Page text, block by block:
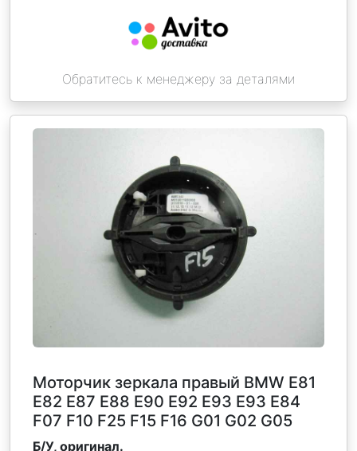
Обратитесь к менеджеру за деталями
Моторчик зеркала правый BMW E81
E82 E87 E88 E90 E92 E93 E93 E84
F07 F10 F25 F15 F16 G01 G02 G05
Б/У, оригинал.